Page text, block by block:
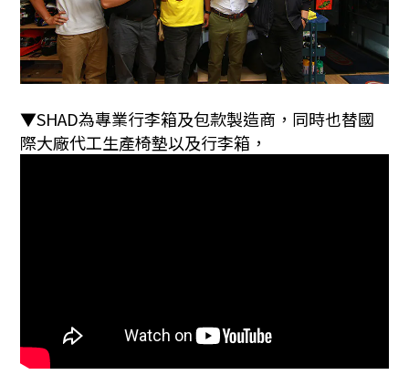
▼SHAD為專業行李箱及包款製造商，同時也替國
際大廠代工生產椅墊以及行李箱，